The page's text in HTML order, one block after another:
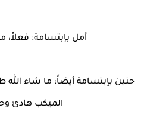
أمل بإبتسامة: فعلاً،
حنين بإبتسامة أيضاً: ما شاء الله
الميكب هادئ